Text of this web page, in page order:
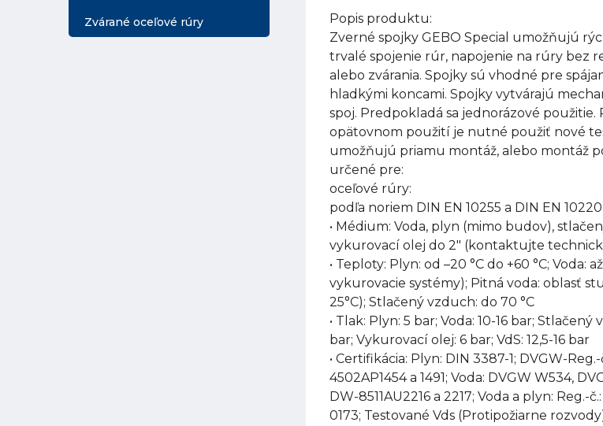
Zvárané oceľové rúry
Popis produktu:
Zverné spojky GEBO Special umožňujú
trvalé spojenie rúr, napojenie na rúry bez
alebo zvárania. Spojky sú vhodné pre
hladkými koncami. Spojky vytvárajú
spoj. Predpokladá sa jednorázové použitie.
opätovnom použití je nutné použiť nové
umožňujú priamu montáž, alebo montáž
určené pre:
oceľové rúry:
podľa noriem DIN EN 10255 a DIN EN 10220
• Médium: Voda, plyn (mimo budov),
vykurovací olej do 2" (kontaktujte
• Teploty: Plyn: od –20 °C do +60 °C; Voda:
vykurovacie systémy); Pitná voda: oblasť
25°C); Stlačený vzduch: do 70 °C
• Tlak: Plyn: 5 bar; Voda: 10-16 bar; Stlačený
bar; Vykurovací olej: 6 bar; VdS: 12,5-16 bar
• Certifikácia: Plyn: DIN 3387-1; DVGW-Reg.-
4502AP1454 a 1491; Voda: DVGW W534,
DW-8511AU2216 a 2217; Voda a plyn: Reg.-
0173; Testované Vds (Protipožiarne